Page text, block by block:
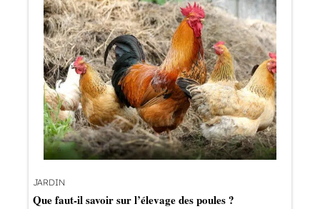
JARDIN
Que faut-il savoir sur l’élevage des poules ?